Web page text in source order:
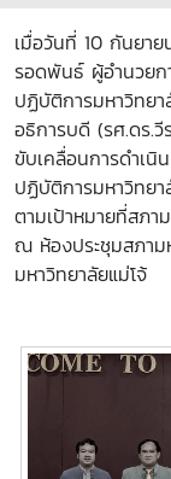
เมื่อวันที่ 10 กันยา
รอดพันธ์ ผู้อำนวยก
ปฏิบัติการมหาวิทย
อธิการบดี (รศ.ดร.
ขับเคลื่อนการดำเนิ
ปฏิบัติการมหาวิทย
ตามเป้าหมายที่สภา
ณ ห้องประชุมสภาม
มหาวิทยาลัยแม่โจ้